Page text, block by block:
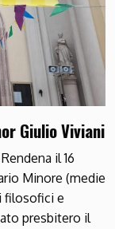
Giulio Viviani
il 16
Minore (medie
filosofici e
presbitero il